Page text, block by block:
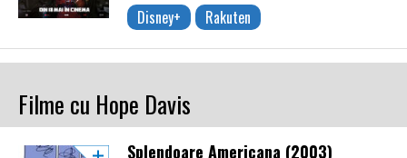
Disney+ Rakuten
Filme cu Hope Davis
Splendoare Americana (2003)